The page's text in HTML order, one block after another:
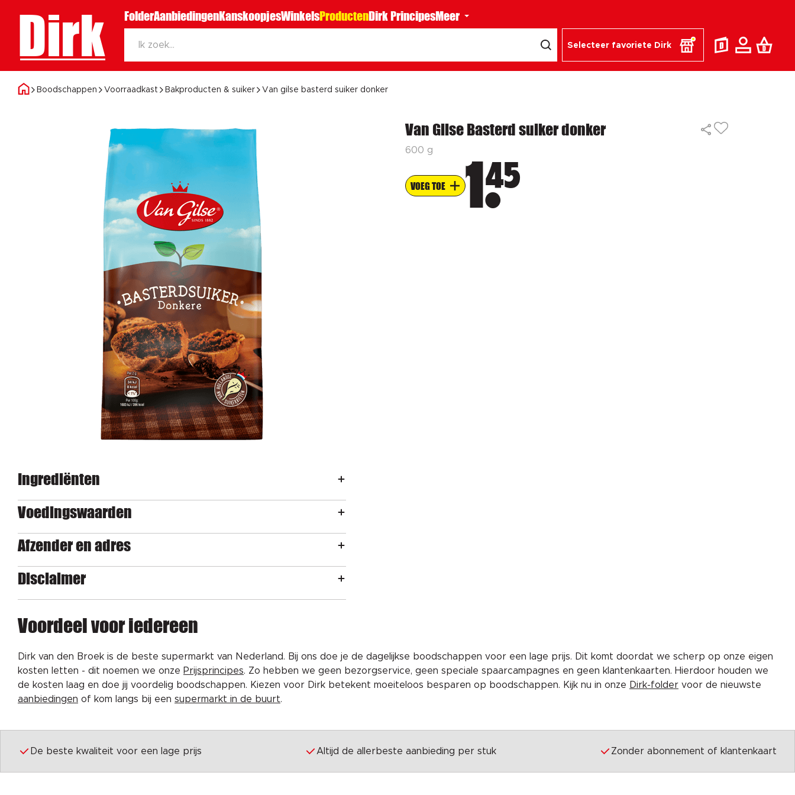
Dirk FolderAanbiedingenKanskoopjesWinkelsProductenDirk PrincipesMeer
Selecteer favoriete Dirk
Boodschappen Voorraadkast Bakproducten & suiker Van gilse basterd suiker donker
Van Gilse Basterd suiker donker
600 g
VOEG TOE 1 45
Ingrediënten
Voedingswaarden
Afzender en adres
Disclaimer
Voordeel voor iedereen
Dirk van den Broek is de beste supermarkt van Nederland. Bij ons doe je de dagelijkse boodschappen voor een lage prijs. Dit komt doordat we scherp op onze eigen
kosten letten - dit noemen we onze Prijsprincipes. Zo hebben we geen bezorgservice, geen speciale spaarcampagnes en geen klantenkaarten. Hierdoor houden we
de kosten laag en doe jij voordelig boodschappen. Kiezen voor Dirk betekent moeiteloos besparen op boodschappen. Kijk nu in onze Dirk-folder voor de nieuwste
aanbiedingen of kom langs bij een supermarkt in de buurt.
De beste kwaliteit voor een lage prijs Altijd de allerbeste aanbieding per stuk Zonder abonnement of klantenkaart